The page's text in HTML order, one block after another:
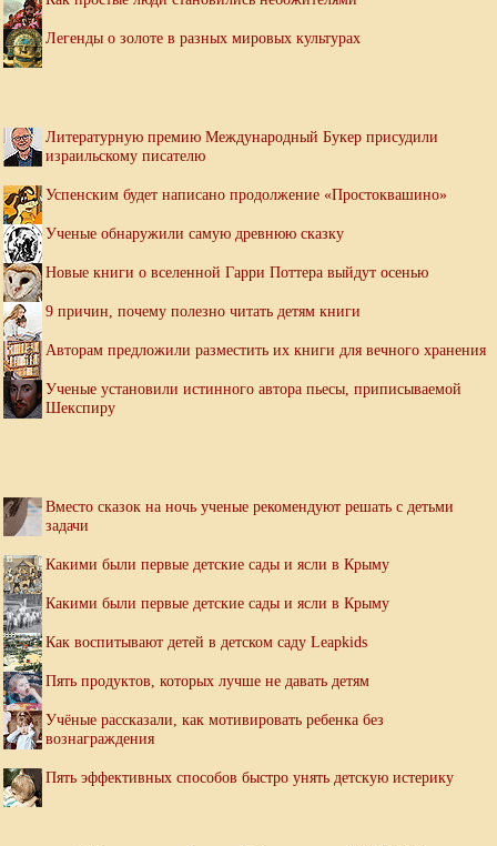
Легенды о золоте в разных мировых культурах
Литературную премию Международный Букер присудили
израильскому писателю
Успенским будет написано продолжение «Простоквашино»
Ученые обнаружили самую древнюю сказку
Новые книги о вселенной Гарри Поттера выйдут осенью
9 причин, почему полезно читать детям книги
Авторам предложили разместить их книги для вечного хранения
Ученые установили истинного автора пьесы, приписываемой
Шекспиру
Вместо сказок на ночь ученые рекомендуют решать с детьми
задачи
Какими были первые детские сады и ясли в Крыму
Какими были первые детские сады и ясли в Крыму
Как воспитывают детей в детском саду Leapkids
Пять продуктов, которых лучше не давать детям
Учёные рассказали, как мотивировать ребенка без
вознаграждения
Пять эффективных способов быстро унять детскую истерику